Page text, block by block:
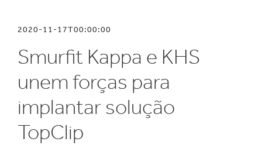
Recursos de mídia
Blog
2020-11-17T00:00:00
Smurfit Kappa e KHS
unem forças para
implantar solução
TopClip